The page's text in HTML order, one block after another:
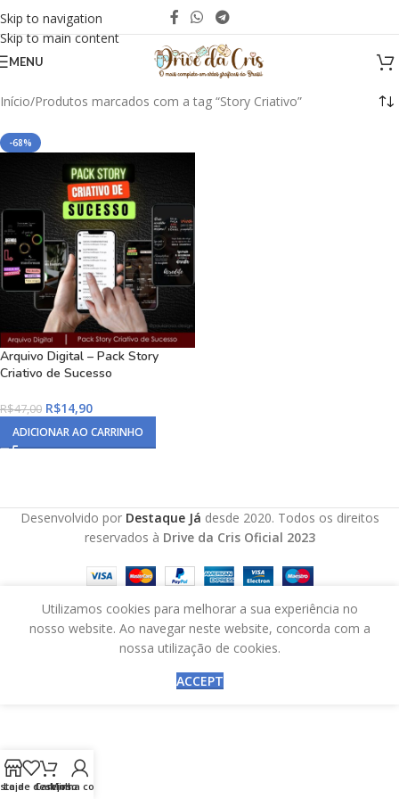
Skip to navigation
Skip to main content
MENU
Início Produtos marcados com a tag “Story Criativo”
-68%
Arquivo Digital – Pack Story
Criativo de Sucesso
R$47,00 R$14,90
ADICIONAR AO CARRINHO
Desenvolvido por Destaque Já desde 2020. Todos os direitos
reservados à Drive da Cris Oficial 2023
Utilizamos cookies para melhorar a sua experiência no
nosso website. Ao navegar neste website, concorda com a
nossa utilização de cookies.
ACCEPT
Lojade desejos
Carrinho
Minha conta